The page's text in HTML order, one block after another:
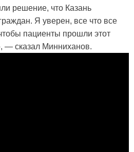
решение, что Казань
Я уверен, все что все
пациенты прошли этот
— сказал Минниханов.